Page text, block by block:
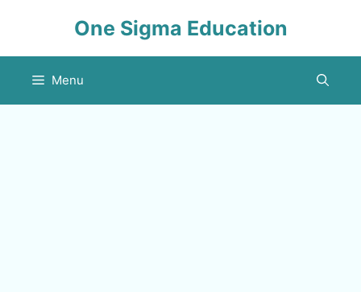
One Sigma Education
Menu